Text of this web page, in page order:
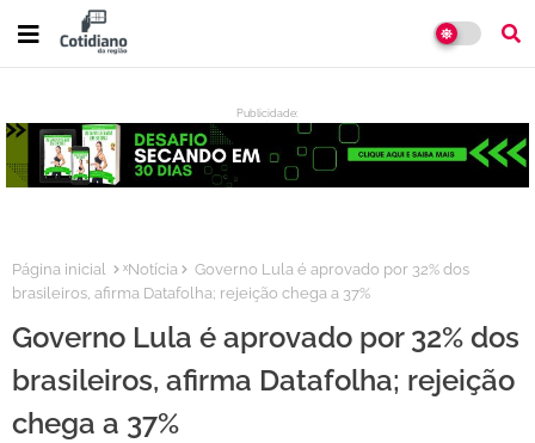
Publicidade:
:
Página inicial ˣNotícia
Governo Lula é aprovado por 32% dos
brasileiros, afirma Datafolha; rejeição chega a 37%
Governo Lula é aprovado por 32% dos
brasileiros, afirma Datafolha; rejeição
chega a 37%